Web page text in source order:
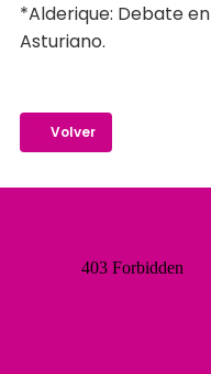
*Alderique: Debate en
Asturiano.
Volver